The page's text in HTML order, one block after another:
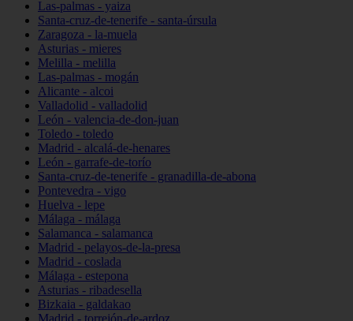
Las-palmas - yaiza
Santa-cruz-de-tenerife - santa-úrsula
Zaragoza - la-muela
Asturias - mieres
Melilla - melilla
Las-palmas - mogán
Alicante - alcoi
Valladolid - valladolid
León - valencia-de-don-juan
Toledo - toledo
Madrid - alcalá-de-henares
León - garrafe-de-torío
Santa-cruz-de-tenerife - granadilla-de-abona
Pontevedra - vigo
Huelva - lepe
Málaga - málaga
Salamanca - salamanca
Madrid - pelayos-de-la-presa
Madrid - coslada
Málaga - estepona
Asturias - ribadesella
Bizkaia - galdakao
Madrid - torrejón-de-ardoz